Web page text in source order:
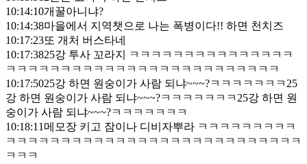
10:14:10개꿀아니냐?
10:14:38마을에서 지역챗으로 나는 폭병이다!! 하면 천치즈
10:17:23또 개처 버스타네
10:17:3825강 투사 꼬라지 ㅋㅋㅋㅋㅋㅋㅋㅋㅋㅋㅋㅋㅋㅋㅋ
ㅋㅋㅋㅋㅋㅋㅋㅋㅋㅋㅋㅋㅋㅋㅋㅋㅋㅋㅋㅋㅋㅋㅋㅋㅋ
10:17:5025강 하면 원숭이가 사람 되냐~~~?ㅋㅋㅋㅋㅋㅋㅋ25
강 하면 원숭이가 사람 되냐~~~?ㅋㅋㅋㅋㅋㅋㅋ25강 하면 원
숭이가 사람 되냐~~~?ㅋㅋㅋㅋㅋㅋㅋ
10:18:11 메모장 키고 잠이나 디비자뿌라 ㅋㅋㅋㅋㅋㅋㅋㅋㅋ
ㅋㅋㅋㅋㅋㅋㅋㅋㅋㅋㅋㅋㅋㅋㅋㅋㅋㅋㅋㅋㅋㅋㅋㅋㅋㅋㅋ
ㅋㅋㅋ